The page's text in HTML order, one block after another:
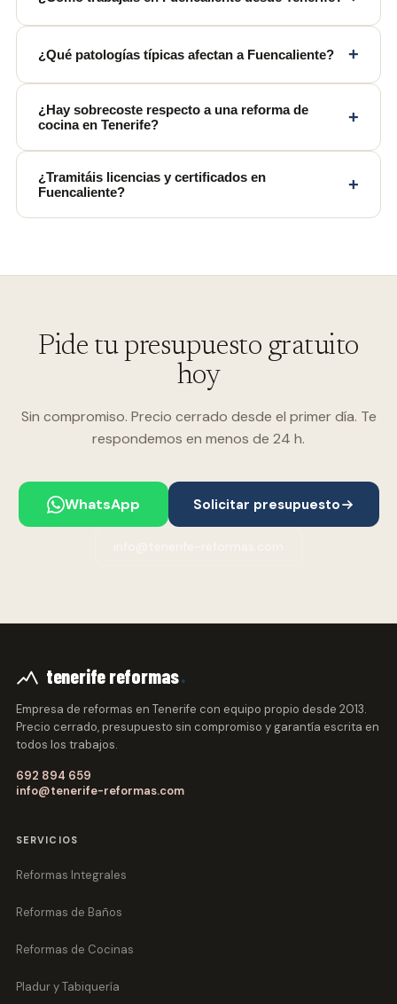
¿Qué patologías típicas afectan a Fuencaliente? +
¿Hay sobrecoste respecto a una reforma de
cocina en Tenerife?
+
¿Tramitáis licencias y certificados en
Fuencaliente?
+
Pide tu presupuesto gratuito
hoy
Sin compromiso. Precio cerrado desde el primer día. Te
respondemos en menos de 24 h.
WhatsApp Solicitar presupuesto
tenerife reformas.
Empresa de reformas en Tenerife con equipo propio desde 2013.
Precio cerrado, presupuesto sin compromiso y garantía escrita en
todos los trabajos.
692 894 659
info@tenerife-reformas.com
SERVICIOS
Reformas Integrales
Reformas de Baños
Reformas de Cocinas
Pladur y Tabiquería